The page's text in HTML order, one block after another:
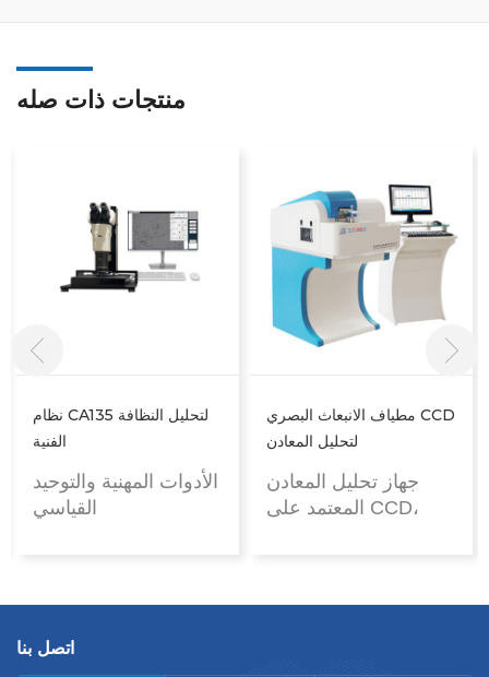
منتجات ذات صله
نظام CA135 لتحليل النظافة
الفنية
الأدوات المهنية والتوحيد
القياسي
نظام اختبار حجم
الجسيمات عالي الأداء
نتائج الاختبار يمكن تتبعها
مطياف الانبعاث البصري CCD
لتحليل المعادن
جهاز تحليل المعادن
المعتمد على CCD،
جودة المنتجات الواردة
اتصل بنا